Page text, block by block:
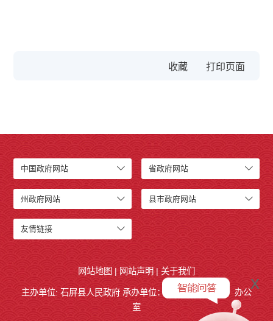
收藏
中国政府网站 省政府网站
州政府网站 县市政府网站
友情链接
网站地图 | 网站声明 | 关于我们
主办单位: 石屏县人民政府 承办单位： 石屏县人民政府 办公
室
x